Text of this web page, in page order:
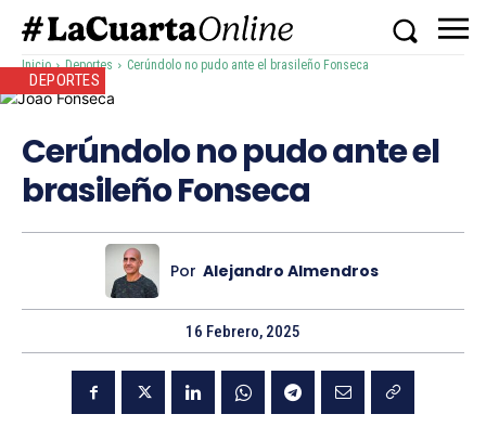
Inicio Deportes Cerúndolo no pudo ante el brasileño Fonseca
DEPORTES
Cerúndolo no pudo ante el
brasileño Fonseca
Por Alejandro Almendros
16 Febrero, 2025